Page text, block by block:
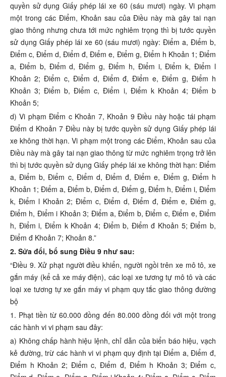
quyền sử dụng Giấy phép lái xe 60 (sáu mươi) ngày. Vi phạm
một trong các Điểm, Khoản sau của Điều này mà gây tai nạn
giao thông nhưng chưa tới mức nghiêm trọng thì bị tước quyền
sử dụng Giấy phép lái xe 60 (sáu mươi) ngày: Điểm a, Điểm b,
Điểm c, Điểm d, Điểm đ, Điểm e, Điểm g, Điểm h Khoản 1; Điểm
a, Điểm b, Điểm d, Điểm g, Điểm h, Điểm i, Điểm k, Điểm l
Khoản 2; Điểm c, Điểm d, Điểm đ, Điểm e, Điểm g, Điểm h
Khoản 3; Điểm b, Điểm c, Điểm i, Điểm k Khoản 4; Điểm b
Khoản 5;
d) Vi phạm Điểm c Khoản 7, Khoản 9 Điều này hoặc tái phạm
Điểm d Khoản 7 Điều này bị tước quyền sử dụng Giấy phép lái
xe không thời hạn. Vi phạm một trong các Điểm, Khoản sau của
Điều này mà gây tai nạn giao thông từ mức nghiêm trọng trở lên
thì bị tước quyền sử dụng Giấy phép lái xe không thời hạn: Điểm
a, Điểm b, Điểm c, Điểm d, Điểm đ, Điểm e, Điểm g, Điểm h
Khoản 1; Điểm a, Điểm b, Điểm d, Điểm g, Điểm h, Điểm i, Điểm
k, Điểm l Khoản 2; Điểm c, Điểm d, Điểm đ, Điểm e, Điểm g,
Điểm h, Điểm i Khoản 3; Điểm a, Điểm b, Điểm c, Điểm e, Điểm
h, Điểm i, Điểm k Khoản 4; Điểm b, Điểm đ Khoản 5; Điểm b,
Điểm đ Khoản 7; Khoản 8.”
2. Sửa đổi, bổ sung Điều 9 như sau:
“Điều 9. Xử phạt người điều khiển, người ngồi trên xe mô tô, xe
gắn máy (kể cả xe máy điện), các loại xe tương tự mô tô và các
loại xe tương tự xe gắn máy vi phạm quy tắc giao thông đường
bộ
1. Phạt tiền từ 60.000 đồng đến 80.000 đồng đối với một trong
các hành vi vi phạm sau đây:
a) Không chấp hành hiệu lệnh, chỉ dẫn của biển báo hiệu, vạch
kẻ đường, trừ các hành vi vi phạm quy định tại Điểm a, Điểm đ,
Điểm h Khoản 2; Điểm c, Điểm đ, Điểm h Khoản 3; Điểm c,